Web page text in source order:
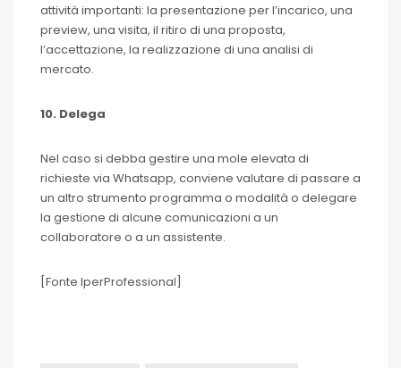
attività importanti: la presentazione per l’incarico, una
preview, una visita, il ritiro di una proposta,
l’accettazione, la realizzazione di una analisi di
mercato.
10. Delega
Nel caso si debba gestire una mole elevata di
richieste via Whatsapp, conviene valutare di passare a
un altro strumento programma o modalità o delegare
la gestione di alcune comunicazioni a un
collaboratore o a un assistente.
[Fonte IperProfessional]